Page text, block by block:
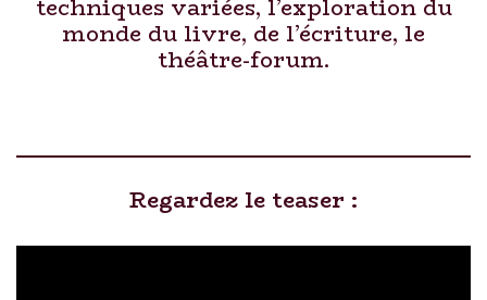
monde du livre, de l’écriture, le
théâtre-forum.
Regardez le teaser :